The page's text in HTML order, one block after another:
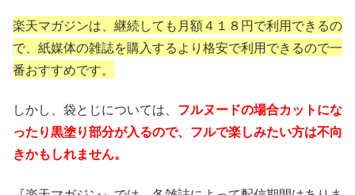
楽天マガジンは、継続しても月額４１８円で利用できるの
で、紙媒体の雑誌を購入するより格安で利用できるので一
番おすすめです。
しかし、袋とじについては、 フルヌードの場合カットにな
ったり黒塗り部分が入るので、フルで楽しみたい方は不向
きかもしれません。